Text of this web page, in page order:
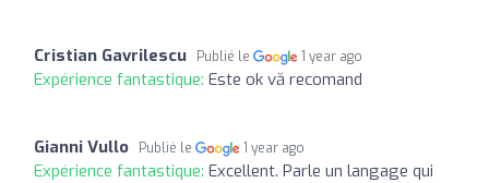
Cristian Gavrilescu Publié le 1 year ago
Expérience fantastique: Este ok vă recomand
Gianni Vullo Publié le 1 year ago
Expérience fantastique: Excellent. Parle un langage qui